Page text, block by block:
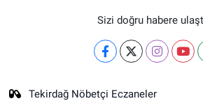
Sizi doğru habere
Tekirdağ Nöbetçi Eczaneler